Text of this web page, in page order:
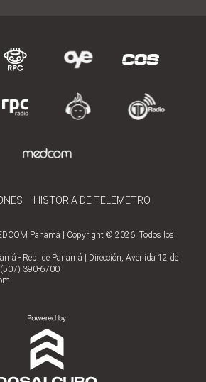
HISTORIA DE TELEMETRO
Panamá | Copyright © 2026. Todos los
- Rep. de Panamá | Dirección, Avenida 12 de
(507) 390-6700